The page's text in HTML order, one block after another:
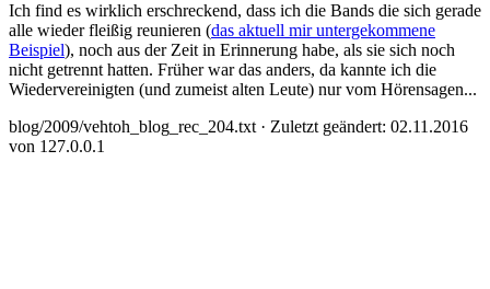
Ich find es wirklich erschreckend, dass ich die Bands die sich gerade
alle wieder fleißig reunieren (das aktuell mir untergekommene
Beispiel), noch aus der Zeit in Erinnerung habe, als sie sich noch
nicht getrennt hatten. Früher war das anders, da kannte ich die
Wiedervereinigten (und zumeist alten Leute) nur vom Hörensagen...
blog/2009/vehtoh_blog_rec_204.txt · Zuletzt geändert: 02.11.2016
von 127.0.0.1